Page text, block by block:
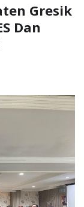
Gresik
Dan